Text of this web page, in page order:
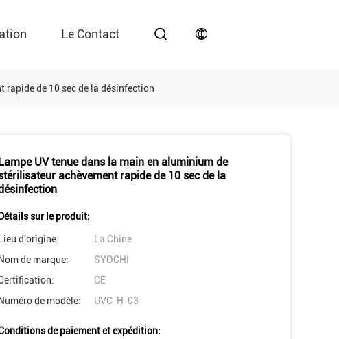
Le Contact
rapide de 10 sec de la désinfection
UV tenue dans la main en aluminium de
achèvement rapide de 10 sec de la
Détails sur le produit:
Lieu d'origine:
La Chine
Nom de marque:
SYOCHI
CE
Numéro de modèle:
UVC-H-03
de paiement et expédition: